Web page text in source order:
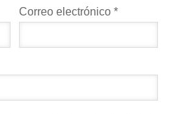
Correo electrónico*